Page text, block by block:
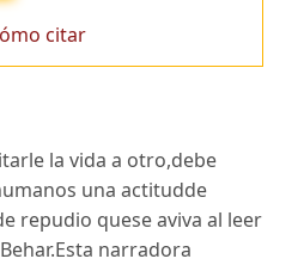
citar
la vida a otro,debe
una actitudde
repudio quese aviva al leer
narradora